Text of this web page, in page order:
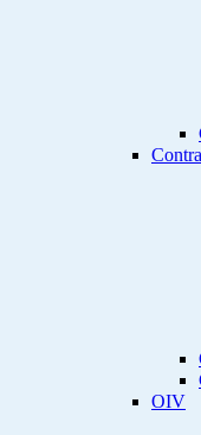
OIV